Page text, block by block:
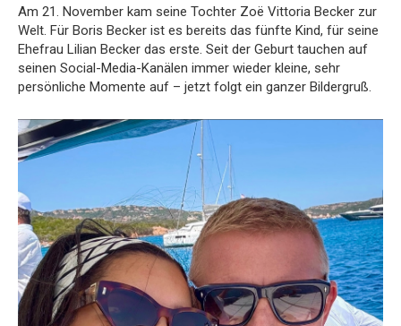
Am 21. November kam seine Tochter Zoë Vittoria Becker zur
Welt. Für Boris Becker ist es bereits das fünfte Kind, für seine
Ehefrau Lilian Becker das erste. Seit der Geburt tauchen auf
seinen Social-Media-Kanälen immer wieder kleine, sehr
persönliche Momente auf – jetzt folgt ein ganzer Bildergruß.